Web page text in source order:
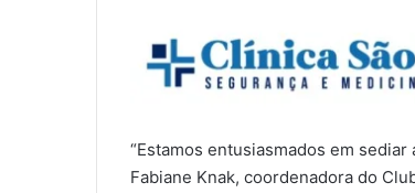
“Estamos entusiasmados em
Fabiane Knak, coordenadora do